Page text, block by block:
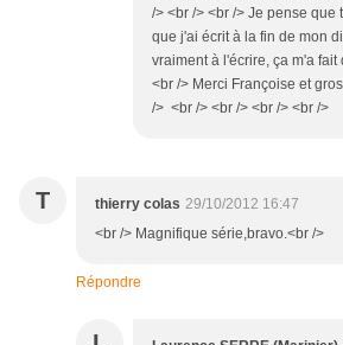
/> <br /> <br /> Je pense que
que j'ai écrit à la fin de mon
vraiment à l'écrire, ça m'a fait
<br /> Merci Françoise et
/> <br /> <br /> <br /> <br />
T thierry colas 29/10/2012 16:47
<br /> Magnifique série,bravo.<br />
Répondre